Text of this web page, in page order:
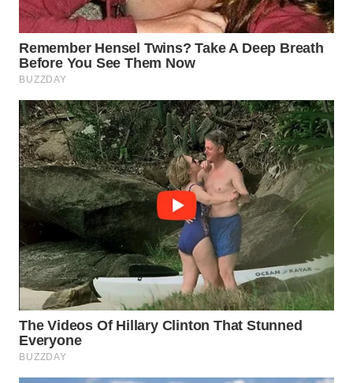
DAIRI
WN
DANAU
TOBA
WN
NIAS
WN
LANGKAT
WN
TAPANULI
SELATAN
TANJUNG
LESUNG